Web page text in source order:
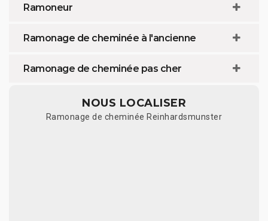
Ramoneur
Ramonage de cheminée à l'ancienne
Ramonage de cheminée pas cher
NOUS LOCALISER
Ramonage de cheminée Reinhardsmunster